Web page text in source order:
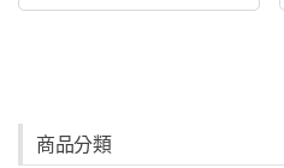
商品分類